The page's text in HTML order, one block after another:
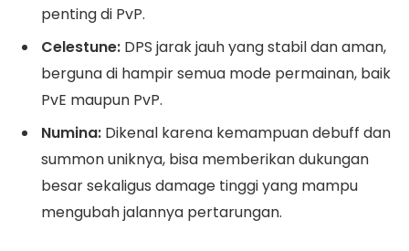
penting di PvP.
Celestune: DPS jarak jauh yang stabil dan aman,
berguna di hampir semua mode permainan, baik
PvE maupun PvP.
Numina: Dikenal karena kemampuan debuff dan
summon uniknya, bisa memberikan dukungan
besar sekaligus damage tinggi yang mampu
mengubah jalannya pertarungan.